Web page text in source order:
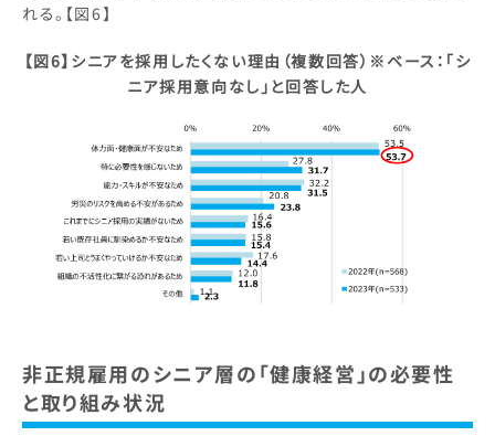
れる。【図6】
【図6】シニアを採用したくない理由（複数回答）※ベース：「シ
ニア採用意向なし」と回答した人
非正規雇用のシニア層の「健康経営」の必要性
と取り組み状況